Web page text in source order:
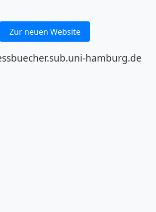
Zur neuen Website
hamburg.de